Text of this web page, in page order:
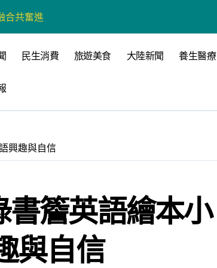
合共奮進
動
開五大亮點
民黨版才是「國防+產業」務實版
好高雄
適小城
發
豐螺絲捐助獎學金
民生消費 旅遊美食 大陸新聞 養生醫療
興趣與自信
簷英語繪本小
與自信